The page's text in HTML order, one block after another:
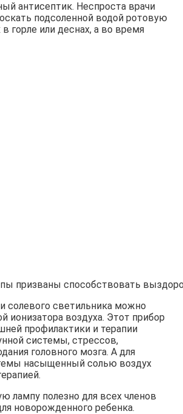
антисептик. Неспроста врачи
подсоленной водой ротовую
в горле или деснах, а во время
призваны способствовать
солевого светильника можно
ионизатора воздуха. Этот прибор
профилактики и терапии
системы, стрессов,
головного мозга. А для
насыщенный солью воздух
лампу полезно для всех членов
новорожденного ребенка.